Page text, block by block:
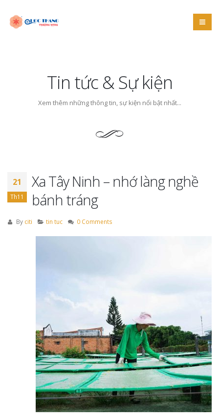
Tin tức & Sự kiện
Xem thêm những thông tin, sự kiện nổi bật nhất...
21
Th11
Xa Tây Ninh – nhớ làng nghề
bánh tráng
By citi tin tuc 0 Comments